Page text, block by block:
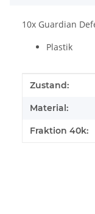
10x Guardian
Plastik
Wert
Zustand:
Material:
Fraktion 40k: